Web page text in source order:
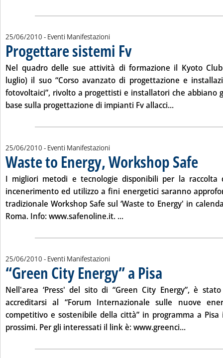
25/06/2010 - Eventi Manifestazioni
Progettare sistemi Fv. Pubblicata venerdì 25 giugno 2010
Nel quadro delle sue attività di formazione il Kyoto
luglio) il suo “Corso avanzato di progettazione e
fotovoltaici”, rivolto a progettisti e installatori che abbiano
base sulla progettazione di impianti Fv allacci...Leggi tutta la
25/06/2010 - Eventi Manifestazioni
Waste to Energy, Workshop Safe
I migliori metodi e tecnologie disponibili per la
incenerimento ed utilizzo a fini energetici saranno
tradizionale Workshop Safe sul ‘Waste to Energy' in
Roma. Info:www.safenoline.it. ...Leggi tutta la notizia:
25/06/2010 - Eventi Manifestazioni
“Green City Energy” a Pisa
Nell'area ‘Press' del sito di “Green City Energy”, è
accreditarsi al “Forum Internazionale sulle nuove
competitivo e sostenibile della città” in programma a
prossimi. Per gli interessati il link è:www.greenci...Leggi